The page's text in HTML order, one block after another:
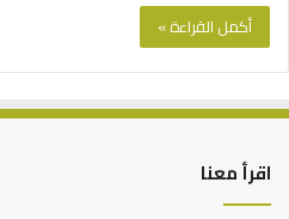
أكمل القراءة »
اقرأ معنا